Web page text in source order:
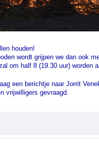
houden!
wordt grijpen we dan ook
om half 8 (19.30 uur) worden
een berichtje naar Jorrit
vrijwilligers gevraagd.